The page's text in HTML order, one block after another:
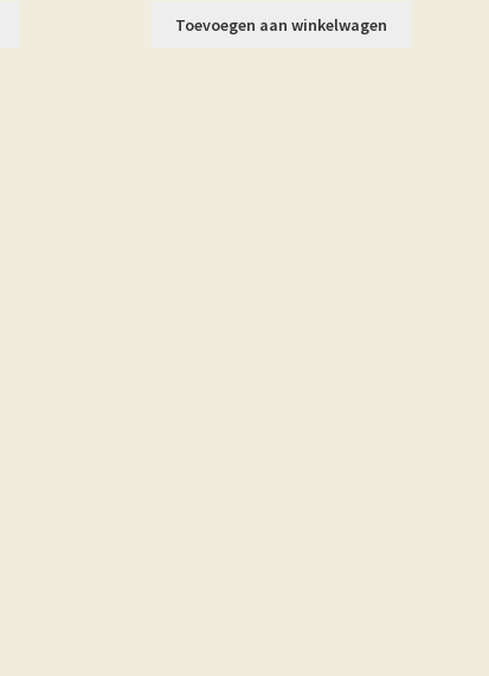
Toevoegen aan winkelwagen